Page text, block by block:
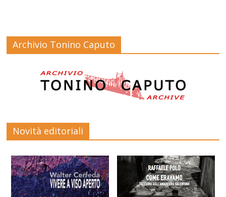
Archivio Tonino Caputo
Novità editoriali